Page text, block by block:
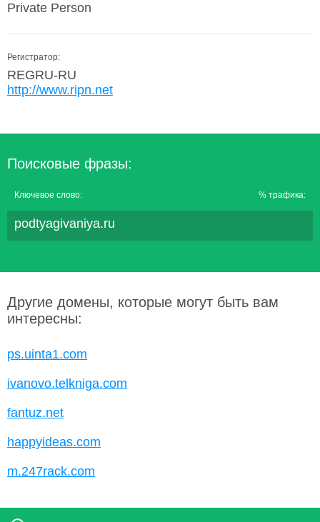
Private Person
Регистратор:
REGRU-RU
http://www.ripn.net
Поисковые фразы:
Ключевое слово: % трафика:
podtyagivaniya.ru
Другие домены, которые могут быть вам
интересны:
ps.uinta1.com
ivanovo.telkniga.com
fantuz.net
happyideas.com
m.247rack.com